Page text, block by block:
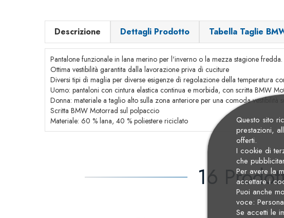
Descrizione Dettagli Prodotto Tabella Taglie
Pantalone funzionale in lana merino per l'inverno o la mezza stagione fredda.
Ottima vestibilità garantita dalla lavorazione priva di cuciture
Diversi tipi di maglia per diverse esigenze di regolazione della temperatura
Uomo: pantaloni con cintura elastica continua e morbida, con scritta BMW
Donna: materiale a taglio alto sulla zona anteriore per una comoda vestibilità
Scritta BMW Motorrad sul polpaccio
Materiale: 60 % lana, 40 % poliestere riciclato
16
Questo sito
prestazioni,
offerti.
I cookie di
che
Per avere la
accettare i
Puoi anche
voce:
Se accetti le